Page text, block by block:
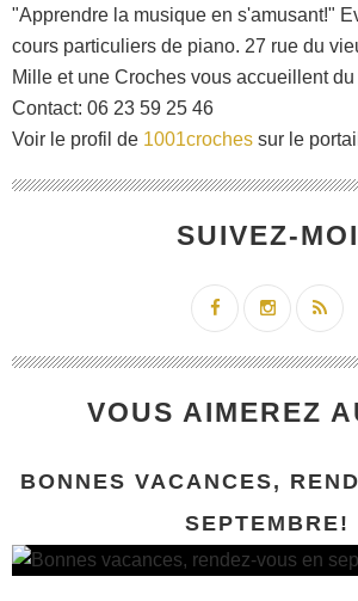
"Apprendre la musique en s'amusant!"
cours particuliers de piano. 27 rue du
Mille et une Croches vous accueillent
Contact: 06 23 59 25 46
Voir le profil de 1001croches sur le
SUIVEZ-MOI
VOUS AIMEREZ
BONNES VACANCES,
SEPTEMBRE!